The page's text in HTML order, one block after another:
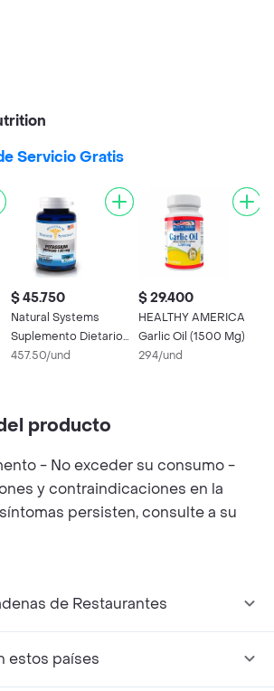
Servicio Gratis
$ 45.750
Natural Systems
Suplemento Dietario
Potassium (120 mg)
457.50/und
$ 29.400
HEALTHY AMERICA
Garlic Oil (1500 Mg)
294/und
producto
- No exceder su consumo -
y contraindicaciones en la
persisten, consulte a su
de Restaurantes
estos países